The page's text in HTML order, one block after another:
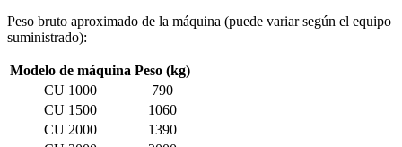
Peso bruto aproximado de la máquina (puede variar según el equipo
suministrado):
Modelo de máquina Peso (kg)
CU 1000
790
CU 1500
1060
CU 2000
1390